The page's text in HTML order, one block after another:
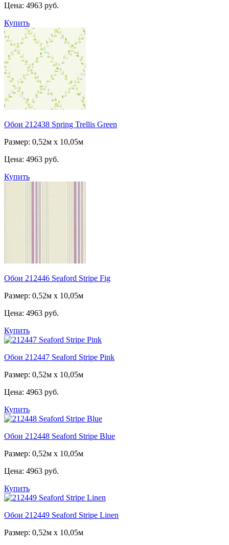
Цена: 4963 руб.
Купить
Обои 212438 Spring Trellis Green
Размер: 0,52м х 10,05м
Цена: 4963 руб.
Купить
Обои 212446 Seaford Stripe Fig
Размер: 0,52м x 10,05м
Цена: 4963 руб.
Купить
Обои 212447 Seaford Stripe Pink
Размер: 0,52м x 10,05м
Цена: 4963 руб.
Купить
Обои 212448 Seaford Stripe Blue
Размер: 0,52м x 10,05м
Цена: 4963 руб.
Купить
Обои 212449 Seaford Stripe Linen
Размер: 0,52м x 10,05м